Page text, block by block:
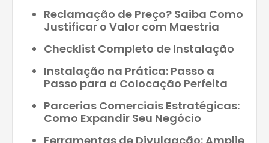
Reclamação de Preço? Saiba Como
Justificar o Valor com Maestria
Checklist Completo de Instalação
Instalação na Prática: Passo a
Passo para a Colocação Perfeita
Parcerias Comerciais Estratégicas:
Como Expandir Seu Negócio